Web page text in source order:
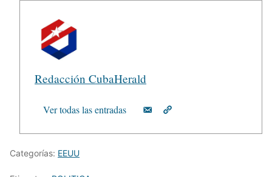
Redacción CubaHerald
Ver todas las entradas
Categorías: EEUU